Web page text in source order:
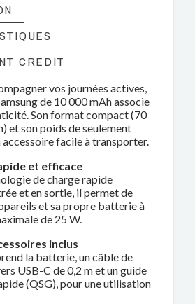
CREDIT
vos journées actives,
de 10 000 mAh associe
Son format compact (70
et son poids de seulement
accessoire facile à transporter.
et efficace
de charge rapide
et en sortie, il permet de
et sa propre batterie à
de 25 W.
inclus
la batterie, un câble de
USB-C de 0,2 m et un guide
(QSG), pour une utilisation